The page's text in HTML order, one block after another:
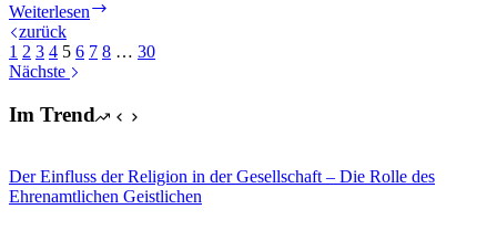
Weiterlesen
von
der
Scientology-
Religion
zurück
1 2 3 4 5 6 7 8 … 30
Nächste
Im Trend
Der Einfluss der Religion in der Gesellschaft – Die Rolle des
Ehrenamtlichen Geistlichen